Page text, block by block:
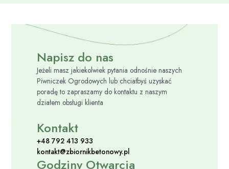
Napisz do nas
Jeżeli masz jakiekolwiek pytania odnośnie naszych
Piwniczek Ogrodowych lub chciałbyś uzyskać
poradę to zapraszamy do kontaktu z naszym
działem obsługi klienta
Kontakt
+48 792 413 933
kontakt@zbiornikbetonowy.pl
Godziny Otwarcia